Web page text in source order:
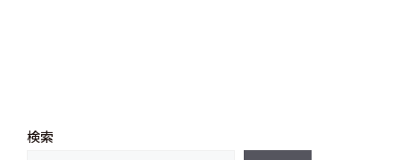
検索